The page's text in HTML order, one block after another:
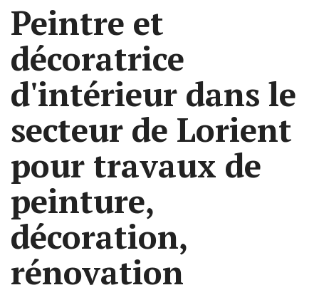
Peintre et
décoratrice
d'intérieur dans le
secteur de Lorient
pour travaux de
peinture,
décoration,
rénovation